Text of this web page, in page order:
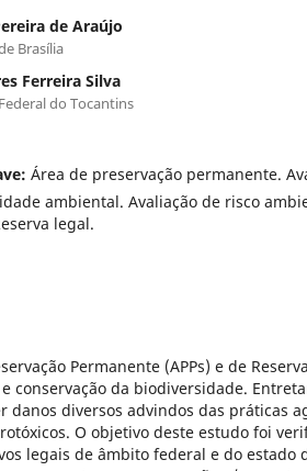
de Araújo
Brasília
Ferreira Silva
do Tocantins
Área de preservação permanente.
ambiental. Avaliação de risco
legal.
Permanente (APPs) e de
conservação da biodiversidade.
danos diversos advindos das práticas
O objetivo deste estudo foi
legais de âmbito federal e do estado